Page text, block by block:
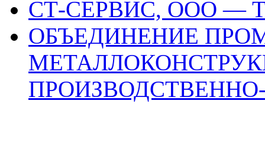
СТ-СЕРВИС, ООО —
ОБЪЕДИНЕНИЕ